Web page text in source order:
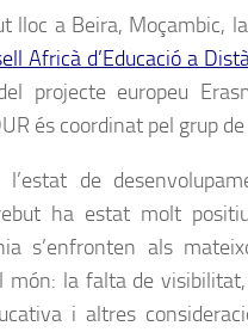
a Beira, Moçambic,
Africà d’Educació a
projecte europeu
és coordinat pel grup
de
ha estat molt
s’enfronten als
la falta de visibilitat,
i altres